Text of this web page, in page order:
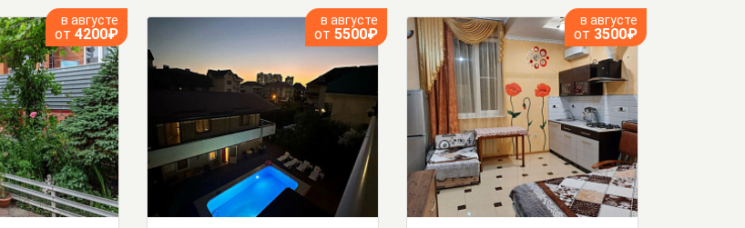
в августе
от 4200₽
в августе
от 5500₽
в августе
от 3500₽